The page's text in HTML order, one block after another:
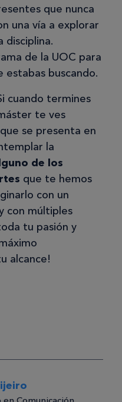
que nunca
una vía a explorar
disciplina.
de la UOC para
estabas buscando.
cuando termines
te ves
se presenta en
la
de los
que te hemos
con un
con múltiples
tu pasión y
alcance!